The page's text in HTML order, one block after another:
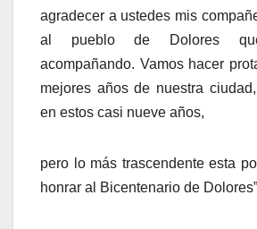
agradecer a ustedes mis
al pueblo de Dolores
acompañando. Vamos hacer
mejores años de nuestra
en estos casi nueve años,
pero lo más trascendente esta
honrar al Bicentenario de